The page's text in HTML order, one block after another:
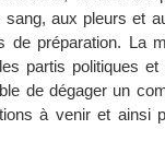
aux pleurs et
de préparation. La
partis politiques et
de dégager un
à venir et ainsi